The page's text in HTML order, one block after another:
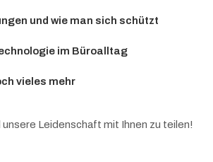
und wie man sich schützt
im Büroalltag
vieles mehr
Leidenschaft mit Ihnen zu teilen!